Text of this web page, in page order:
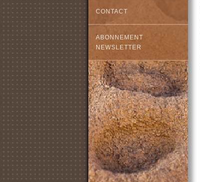
CONTACT
ABONNEMENT
NEWSLETTER